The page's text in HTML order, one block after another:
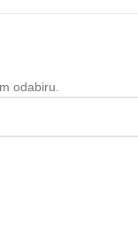
odabiru.